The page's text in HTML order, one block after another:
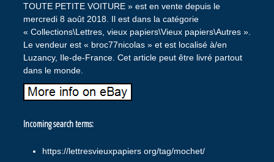
TOUTE PETITE VOITURE » est en vente depuis le
mercredi 8 août 2018. Il est dans la catégorie
« Collections\Lettres, vieux papiers\Vieux papiers\Autres ».
Le vendeur est « broc77nicolas » et est localisé à/en
Luzancy, Ile-de-France. Cet article peut être livré partout
dans le monde.
Incoming search terms:
https://lettresvieuxpapiers org/tag/mochet/